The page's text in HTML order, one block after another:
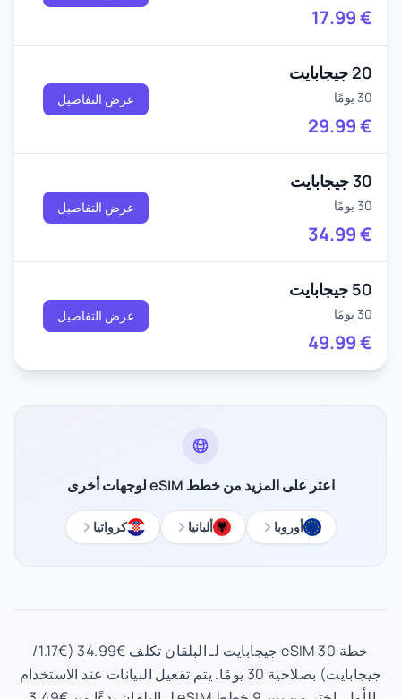
17.99€
20 جيجابايت
30 يومًا
29.99€
عرض التفاصيل
30 جيجابايت
30 يومًا
34.99€
عرض التفاصيل
50 جيجابايت
30 يومًا
49.99€
عرض التفاصيل
اعثر على المزيد من خطط eSIM لوجهات أخرى
أوروبا ألبانيا كرواتيا
خطة eSIM 30 جيجابايت لـ البلقان تكلف €34.99 (€1.17/
جيجابايت) بصلاحية 30 يومًا. يتم تفعيل البيانات عند الاستخدام